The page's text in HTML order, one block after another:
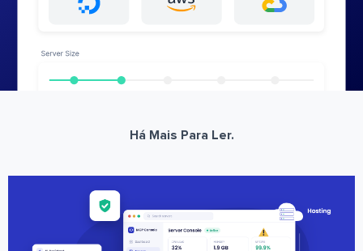
Há Mais Para Ler.